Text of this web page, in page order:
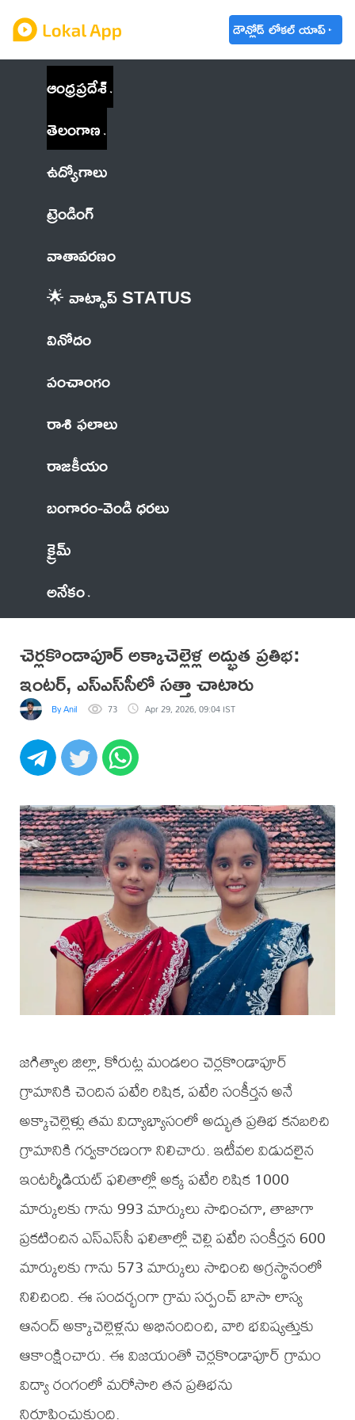
డౌన్లోడ్ లోకల్ యాప్
ఆంధ్రప్రదేశ్
తెలంగాణ
ఉద్యోగాలు
ట్రెండింగ్
వాతావరణం
🌟 వాట్సాప్ STATUS
వినోదం
పంచాంగం
రాశి ఫలాలు
రాజకీయం
బంగారం-వెండి ధరలు
క్రైమ్
అనేకం
చెర్లకొండాపూర్ అక్కాచెల్లెళ్ల అద్భుత ప్రతిభ:
ఇంటర్, ఎస్ఎస్‌సీలో సత్తా చాటారు
By Anil 73 Apr 29, 2026, 09:04 IST
జగిత్యాల జిల్లా, కోరుట్ల మండలం చెర్లకొండాపూర్
గ్రామానికి చెందిన పటేరి రిషిక, పటేరి సంకీర్తన అనే
అక్కాచెల్లెళ్లు తమ విద్యాభ్యాసంలో అద్భుత ప్రతిభ కనబరిచి
గ్రామానికి గర్వకారణంగా నిలిచారు. ఇటీవల విడుదలైన
ఇంటర్మీడియట్ ఫలితాల్లో అక్క పటేరి రిషిక 1000
మార్కులకు గాను 993 మార్కులు సాధించగా, తాజాగా
ప్రకటించిన ఎస్ఎస్‌సీ ఫలితాల్లో చెల్లి పటేరి సంకీర్తన 600
మార్కులకు గాను 573 మార్కులు సాధించి అగ్రస్థానంలో
నిలిచింది. ఈ సందర్భంగా గ్రామ సర్పంచ్ బాసా లాస్య
ఆనంద్ అక్కాచెల్లెళ్లను అభినందించి, వారి భవిష్యత్తుకు
ఆకాంక్షించారు. ఈ విజయంతో చెర్లకొండాపూర్ గ్రామం
విద్యా రంగంలో మరోసారి తన ప్రతిభను
నిరూపించుకుంది.